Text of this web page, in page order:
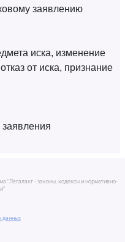
заявлению
иска, изменение
от иска, признание
"Легалакт - законы, кодексы и нормативно-
данных